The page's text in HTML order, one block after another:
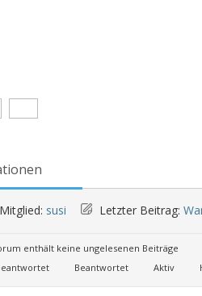
susi Letzter Beitrag:
enthält keine ungelesenen Beiträge
Beantwortet Aktiv